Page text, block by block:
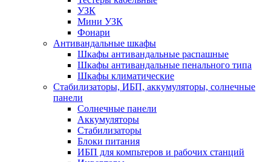
УЗК
Мини УЗК
Фонари
Антивандальные шкафы
Шкафы антивандальные распашные
Шкафы антивандальные пенального типа
Шкафы климатические
Стабилизаторы, ИБП, аккумуляторы, солнечные
панели
Солнечные панели
Аккумуляторы
Стабилизаторы
Блоки питания
ИБП для компьтеров и рабочих станций